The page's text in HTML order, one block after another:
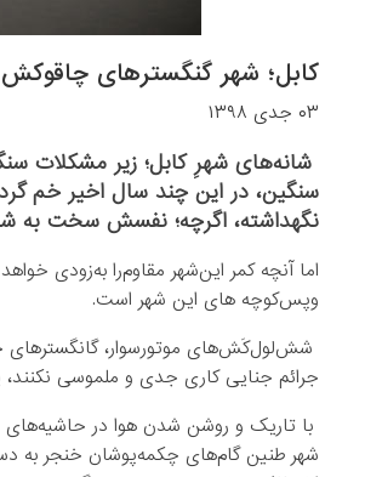
کابل؛ شهر گنگسترهای چاقوکش
۰۳ جدی ۱۳۹۸
شانه‌های شهرِ کابل؛ زیر مشکلات
سنگین، در این چند سال اخیر خم
نگهداشته، اگرچه؛ نفسش سخت به
اما آنچه کمر این‌شهر مقاوم‌را به‌زودی
وپس‌کوچه های این شهر است.
شش‌لول‌کَش‌های موتورسوار، گانگسترهای
جرائم جنایی کاری جدی و ملموسی
با تاریک و روشن شدن هوا در
شهر طنین گام‌های چکمه‌پوشان خنجر به